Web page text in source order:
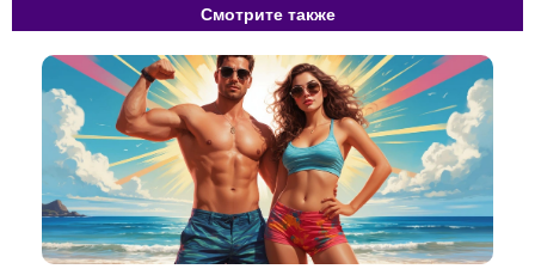
Смотрите также